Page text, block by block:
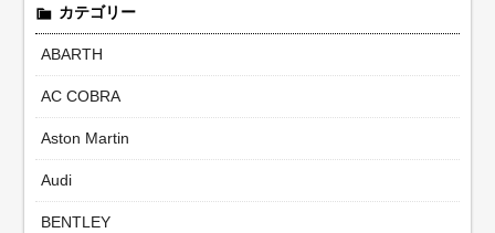
カテゴリー
ABARTH
AC COBRA
Aston Martin
Audi
BENTLEY